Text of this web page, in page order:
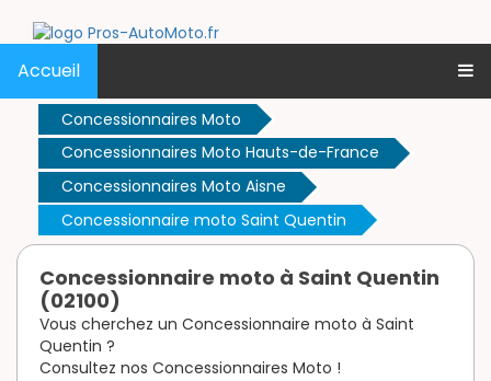
Accueil
Concessionnaires Moto
Concessionnaires Moto Hauts-de-France
Concessionnaires Moto Aisne
Concessionnaire moto Saint Quentin
Concessionnaire moto à Saint Quentin
(02100)
Vous cherchez un Concessionnaire moto à Saint
Quentin ?
Consultez nos Concessionnaires Moto !